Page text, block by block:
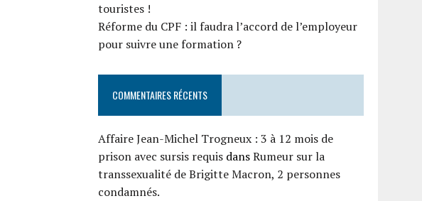
touristes !
Réforme du CPF : il faudra l’accord de l’employeur
pour suivre une formation ?
COMMENTAIRES RÉCENTS
Affaire Jean-Michel Trogneux : 3 à 12 mois de
prison avec sursis requis dansRumeur sur la
transsexualité de Brigitte Macron, 2 personnes
condamnés.